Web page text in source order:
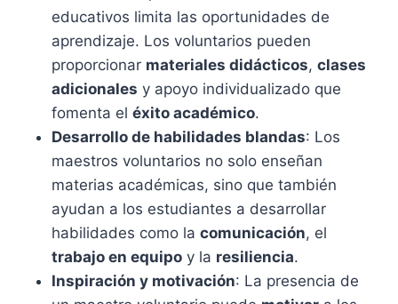
educativos limita las oportunidades de
aprendizaje. Los voluntarios pueden
proporcionar materiales didácticos, clases
adicionales y apoyo individualizado que
fomenta el éxito académico.
Desarrollo de habilidades blandas: Los
maestros voluntarios no solo enseñan
materias académicas, sino que también
ayudan a los estudiantes a desarrollar
habilidades como la comunicación, el
trabajo en equipo y la resiliencia.
Inspiración y motivación: La presencia de